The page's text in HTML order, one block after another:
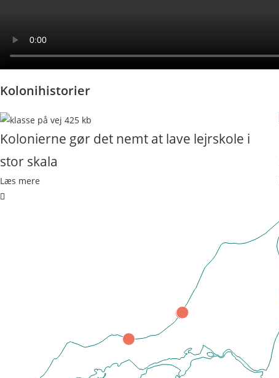
Kolonihistorier
Kolonierne gør det nemt at lave lejrskole i
stor skala
Læs mere